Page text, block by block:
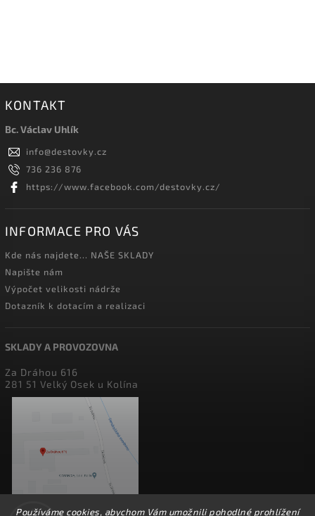
Používáme cookies, abychom Vám umožnili pohodlné prohlížení
KONTAKT
Bc. Václav Uhlík
info@destovky.cz
736 236 876
https://www.facebook.com/destovky.cz/
INFORMACE PRO VÁS
Kde nás najdete... NAŠE SKLADY
Napište nám
Výpočet velikosti nádrže
Dotazník k dotacím a realizaci
SKLADY A PROVOZOVNA
Za Dráhou 616
281 51 Velký Osek u Kolína